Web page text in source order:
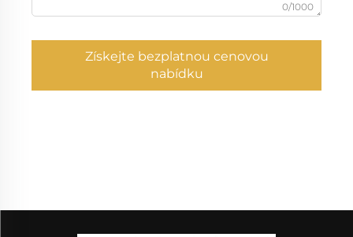
0/1000
Získejte bezplatnou cenovou
nabídku